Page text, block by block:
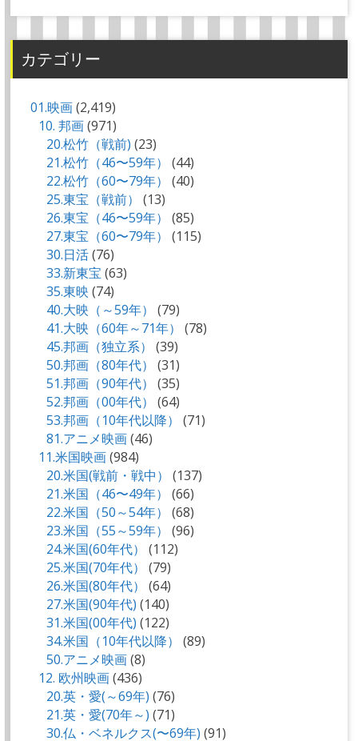
カテゴリー
01.映画(2,419)
10. 邦画(971)
20.松竹（戦前) (23)
21.松竹（46〜59年）
(44)
22.松竹（60〜79年）
(40)
25.東宝（戦前）
(13)
26.東宝（46〜59年）
(85)
27.東宝（60〜79年）
(115)
30.日活(76)
33.新東宝 (63)
35.東映 (74)
40.大映（～59年）
(79)
41.大映（60年～71年）
(78)
45.邦画（独立系）
(39)
50.邦画（80年代）
(31)
51.邦画（90年代）
(35)
52.邦画（00年代）
(64)
53.邦画（10年代以降）
(71)
81.アニメ映画(46)
11.米国映画(984)
20.米国(戦前・戦中）
(137)
21.米国（46〜49年）
(66)
22.米国（50～54年）
(68)
23.米国（55～59年）
(96)
24.米国(60年代）
(112)
25.米国(70年代）
(79)
26.米国(80年代）
(64)
27.米国(90年代) (140)
31.米国(00年代) (122)
34.米国（10年代以降）
(89)
50.アニメ映画(8)
12. 欧州映画(436)
20.英・愛(～69年) (76)
21.英・愛(70年～) (71)
30.仏・ベネルクス(〜69年) (91)